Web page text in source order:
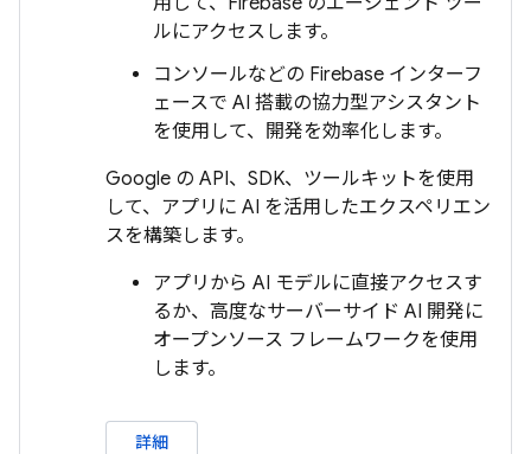
ルにアクセスします。
コンソールなどの Firebase インターフ
ェースで AI 搭載の協力型アシスタント
を使用して、開発を効率化します。
Google の API、SDK、ツールキットを使用
して、アプリに AI を活用したエクスペリエン
スを構築します。
アプリから AI モデルに直接アクセスす
るか、高度なサーバーサイド AI 開発に
オープンソース フレームワークを使用
します。
詳細